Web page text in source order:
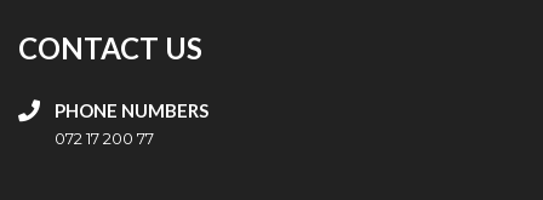
CONTACT US
PHONE NUMBERS
072 17 200 77